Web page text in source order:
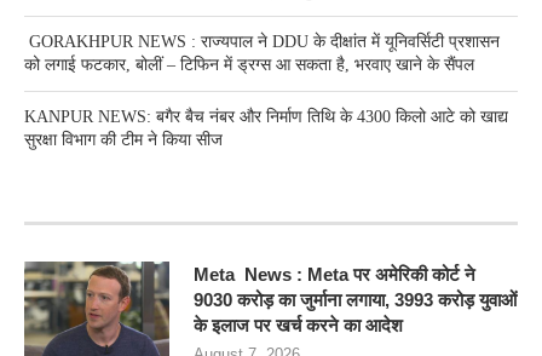
GORAKHPUR NEWS : राज्यपाल ने DDU के दीक्षांत में यूनिवर्सिटी प्रशासन
को लगाई फटकार, बोलीं – टिफिन में ड्रग्स आ सकता है, भरवाए खाने के सैंपल
KANPUR NEWS: बगैर बैच नंबर और निर्माण तिथि के 4300 किलो आटे को खाद्य
सुरक्षा विभाग की टीम ने किया सीज
Meta News : Meta पर अमेरिकी कोर्ट ने
9030 करोड़ का जुर्माना लगाया, 3993 करोड़ युवाओं
के इलाज पर खर्च करने का आदेश